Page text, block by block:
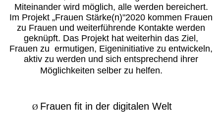
Miteinander wird möglich, alle werden bereichert.
Im Projekt „Frauen Stärke(n)"2020 kommen Frauen
zu Frauen und weiterführende Kontakte werden
geknüpft. Das Projekt hat weiterhin das Ziel,
Frauen zu ermutigen, Eigeninitiative zu entwickeln,
aktiv zu werden und sich entsprechend ihrer
Möglichkeiten selber zu helfen.
Ø Frauen fit in der digitalen Welt